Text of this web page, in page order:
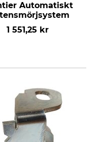
Automatiskt
1 551,25 kr